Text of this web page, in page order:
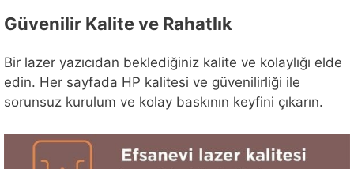
Güvenilir Kalite ve Rahatlık
Bir lazer yazıcıdan beklediğiniz kalite ve kolaylığı elde
edin. Her sayfada HP kalitesi ve güvenilirliği ile
sorunsuz kurulum ve kolay baskının keyfini çıkarın.